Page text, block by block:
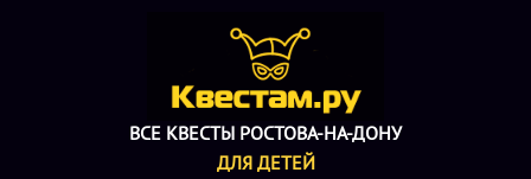
ВСЕ КВЕСТЫ РОСТОВА-НА-ДОНУ
ДЛЯ ДЕТЕЙ